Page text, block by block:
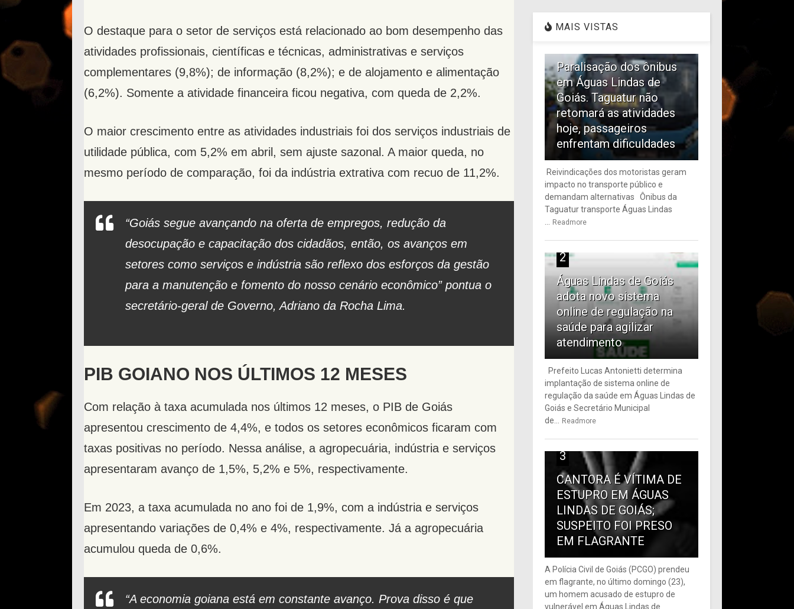
O destaque para o setor de serviços está relacionado ao bom desempenho das
atividades profissionais, científicas e técnicas, administrativas e serviços
complementares (9,8%); de informação (8,2%); e de alojamento e alimentação
(6,2%). Somente a atividade financeira ficou negativa, com queda de 2,2%.
O maior crescimento entre as atividades industriais foi dos serviços industriais de
utilidade pública, com 5,2% em abril, sem ajuste sazonal. A maior queda, no
mesmo período de comparação, foi da indústria extrativa com recuo de 11,2%.
“Goiás segue avançando na oferta de empregos, redução da
desocupação e capacitação dos cidadãos, então, os avanços em
setores como serviços e indústria são reflexo dos esforços da gestão
para a manutenção e fomento do nosso cenário econômico” pontua o
secretário-geral de Governo, Adriano da Rocha Lima.
PIB GOIANO NOS ÚLTIMOS 12 MESES
Com relação à taxa acumulada nos últimos 12 meses, o PIB de Goiás
apresentou crescimento de 4,4%, e todos os setores econômicos ficaram com
taxas positivas no período. Nessa análise, a agropecuária, indústria e serviços
apresentaram avanço de 1,5%, 5,2% e 5%, respectivamente.
Em 2023, a taxa acumulada no ano foi de 1,9%, com a indústria e serviços
apresentando variações de 0,4% e 4%, respectivamente. Já a agropecuária
acumulou queda de 0,6%.
“A economia goiana está em constante avanço. Prova disso é que
MAIS VISTAS
Paralisação dos ônibus
em Águas Lindas de
Goiás. Taguatur não
retomará as atividades
hoje, passageiros
enfrentam dificuldades
Reivindicações dos motoristas geram
impacto no transporte público e
demandam alternativas Ônibus da
Taguatur transporte Águas Lindas
Readmore
2
Águas Lindas de Goiás
adota novo sistema
online de regulação na
saúde para agilizar
atendimento
Prefeito Lucas Antonietti determina
implantação de sistema online de
regulação da saúde em Águas Lindas de
Goiás e Secretário Municipal
de...
Readmore
3
CANTORA É VÍTIMA DE
ESTUPRO EM ÁGUAS
LINDAS DE GOIÁS;
SUSPEITO FOI PRESO
EM FLAGRANTE
A Polícia Civil de Goiás (PCGO) prendeu
em flagrante, no último domingo (23),
um homem acusado de estupro de
vulnerável em Águas Lindas de